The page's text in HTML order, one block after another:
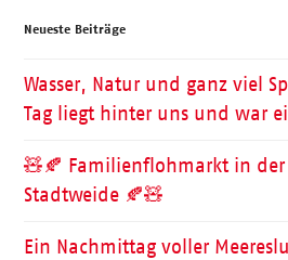
Neueste Beiträge
Wasser, Natur und ganz viel
Tag liegt hinter uns und war
🧸🍂 Familienflohmarkt in der
Stadtweide 🍂🧸
Ein Nachmittag voller